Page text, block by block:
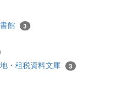
館 3
・租税資料文庫 3